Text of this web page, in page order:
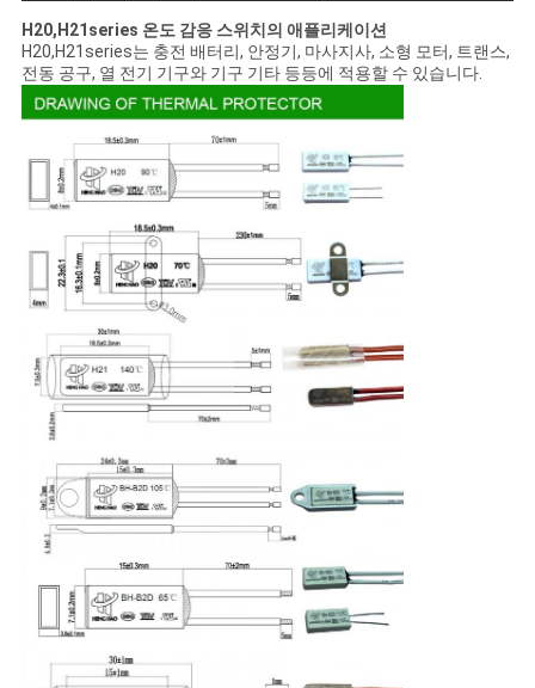
H20,H21series 온도 감응 스위치의 애플리케이션
H20,H21series는 충전 배터리, 안정기, 마사지사, 소형 모터, 트랜스,
전동 공구, 열 전기 기구와 기구 기타 등등에 적용할 수 있습니다.